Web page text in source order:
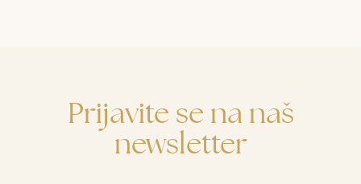
Prijavite se na naš
newsletter